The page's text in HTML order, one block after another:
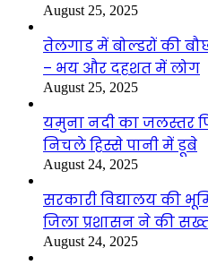
August 25, 2025
तेलगाड में बोल्डरों की
– भय और दहशत में लोग
August 25, 2025
यमुना नदी का जलस्तर
निचले हिस्से पानी में डूबे
August 24, 2025
सरकारी विद्यालय की
जिला प्रशासन ने की सख्त
August 24, 2025